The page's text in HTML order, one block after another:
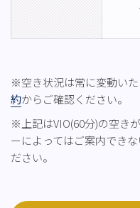
※空き状況は常に変動い
約からご確認ください。
※上記はVIO(60分)の空き
ーによってはご案内でき
ださい。